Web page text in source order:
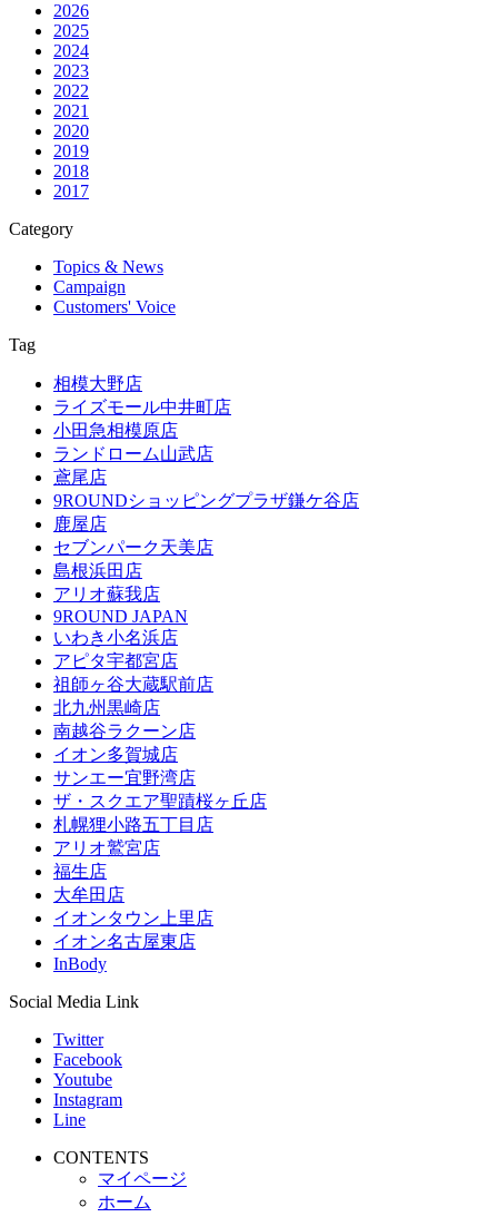
2026
2025
2024
2023
2022
2021
2020
2019
2018
2017
Category
Topics & News
Campaign
Customers' Voice
Tag
相模大野店
ライズモール中井町店
小田急相模原店
ランドローム山武店
鳶尾店
9ROUNDショッピングプラザ鎌ケ谷店
鹿屋店
セブンパーク天美店
島根浜田店
アリオ蘇我店
9ROUND JAPAN
いわき小名浜店
アピタ宇都宮店
祖師ヶ谷大蔵駅前店
北九州黒崎店
南越谷ラクーン店
イオン多賀城店
サンエー宜野湾店
ザ・スクエア聖蹟桜ヶ丘店
札幌狸小路五丁目店
アリオ鷲宮店
福生店
大牟田店
イオンタウン上里店
イオン名古屋東店
InBody
Social Media Link
Twitter
Facebook
Youtube
Instagram
Line
CONTENTS
マイページ
ホーム